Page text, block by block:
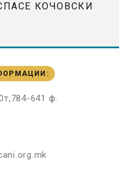
КОЧОВСКИ
:
641 ф.